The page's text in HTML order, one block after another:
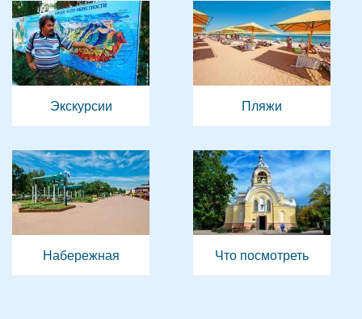
Экскурсии Пляжи
Набережная Что посмотреть